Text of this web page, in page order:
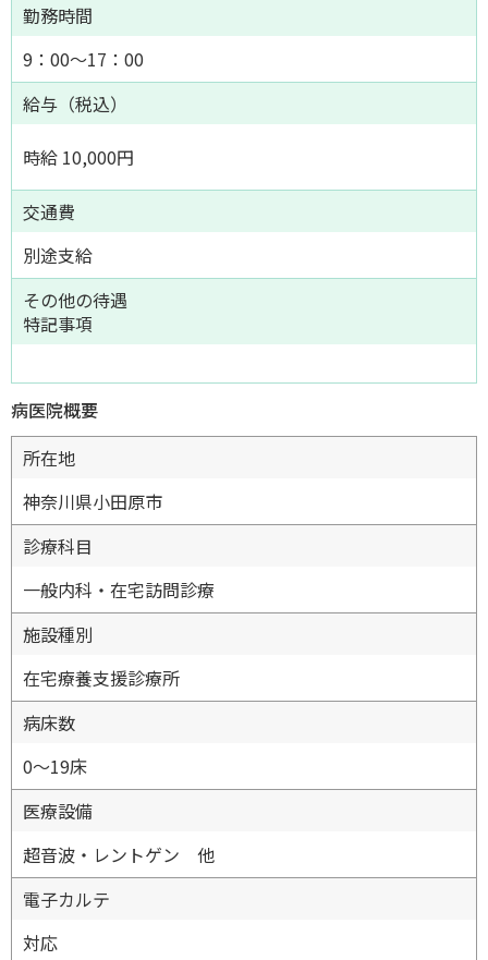
勤務時間
9：00～17：00
給与（税込）
時給 10,000円
交通費
別途支給
その他の待遇
特記事項
病医院概要
所在地
神奈川県小田原市
診療科目
一般内科・在宅訪問診療
施設種別
在宅療養支援診療所
病床数
0〜19床
医療設備
超音波・レントゲン 他
電子カルテ
対応